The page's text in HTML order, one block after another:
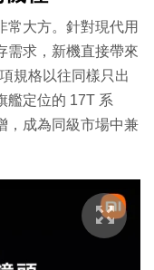
常大方。針對現代用
需求，新機直接帶來
規格以往同樣只出
艦定位的 17T 系
，成為同級市場中兼